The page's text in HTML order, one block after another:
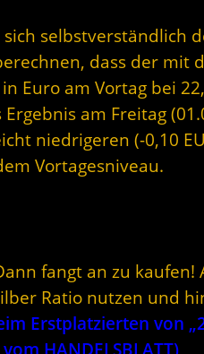
selbstverständlich
dass der mit
Euro am Vortag bei
am Freitag
niedrigeren (-0,10
Vortagesniveau.
fangt an zu kaufen!
Ratio nutzen und
Erstplatzierten von
HANDELSBLATT)